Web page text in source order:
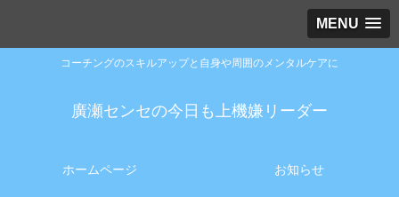
MENU
コーチングのスキルアップと自身や周囲のメンタルケアに
廣瀬センセの今日も上機嫌リーダー
ホームページ お知らせ